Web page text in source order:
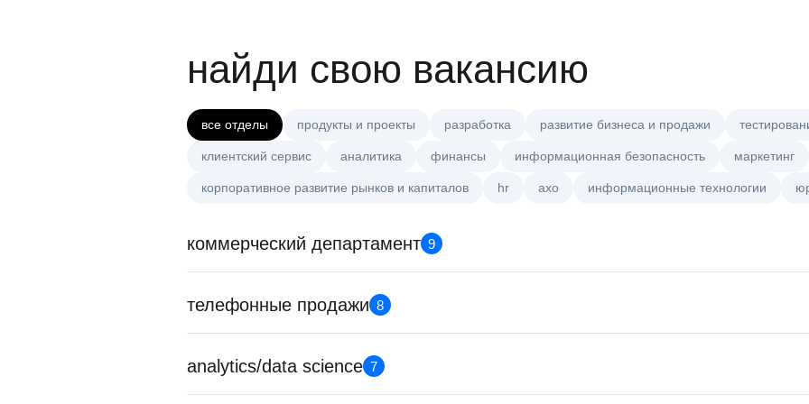
найди свою вакансию
все отделы продукты и проекты разработка развитие бизнеса и продажи
клиентский сервис аналитика финансы информационная безопасность маркетинг
корпоративное развитие рынков и капиталов hr axo информационные технологии
коммерческий департамент 9
20 июл. 2026
HeadHunter::Коммерческий
телефонные продажи 8
вчера
analytics/data science 7